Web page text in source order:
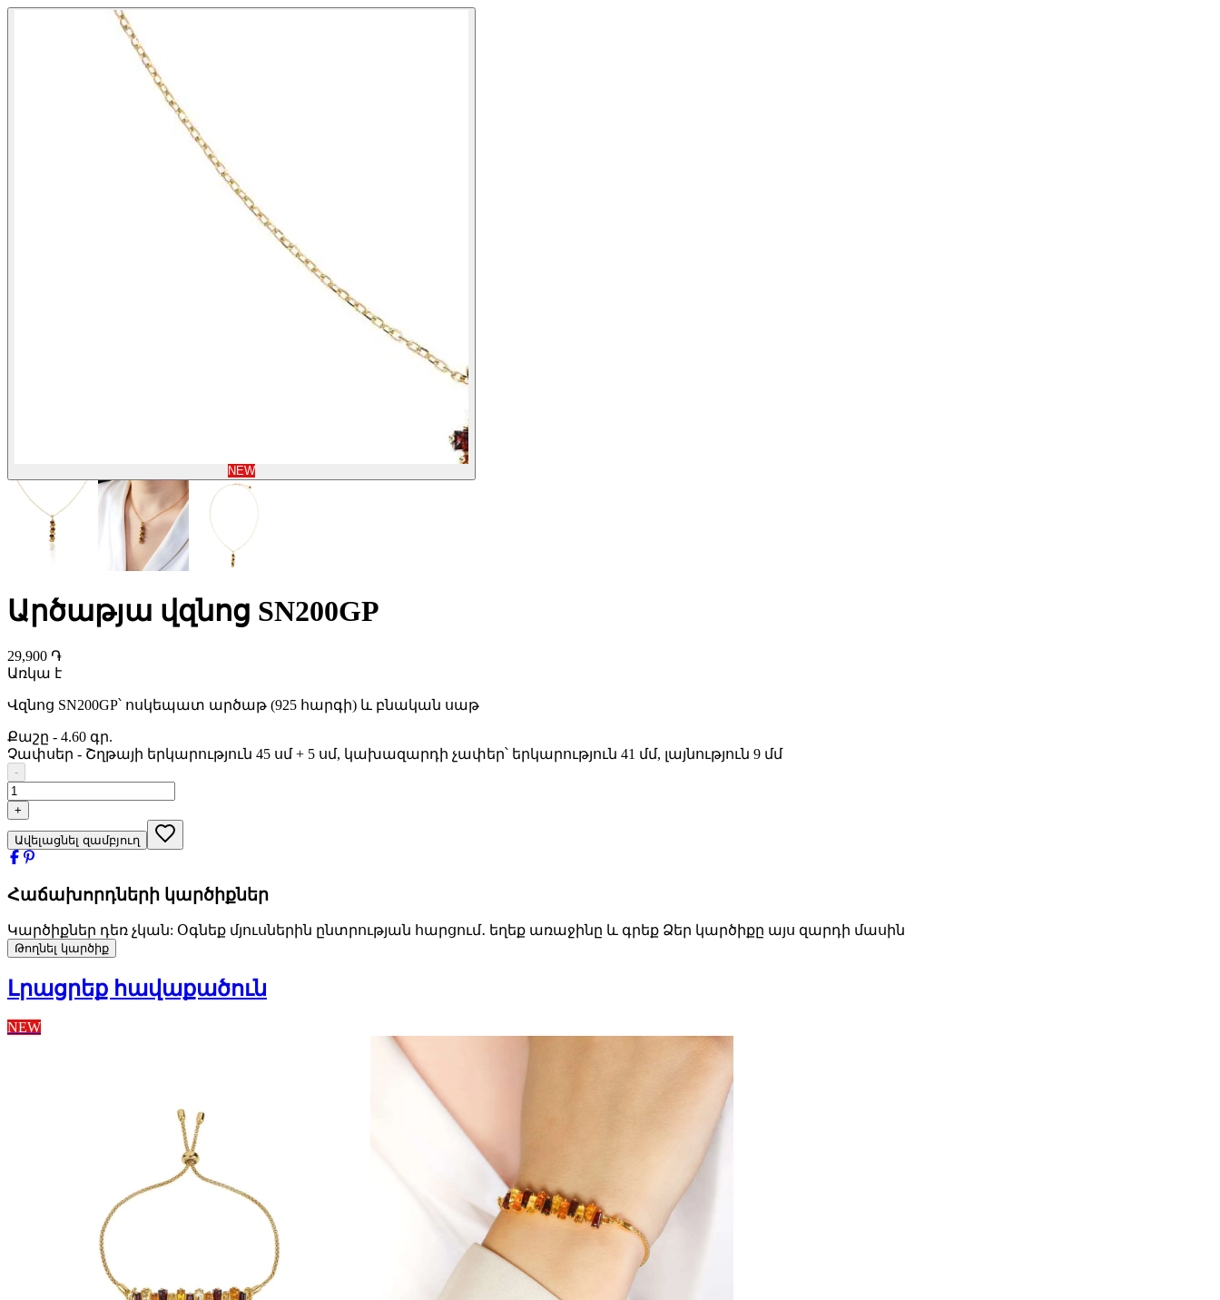
NEW
Արծաթյա վզնոց SN200GP
29,900 ֏
Առկա է
Վզնոց SN200GP՝ ոսկեպատ արծաթ (925 հարգի) և բնական սաթ
Քաշը - 4.60 գր.
Չափսեր - Շղթայի երկարություն 45 սմ + 5 սմ, կախազարդի չափեր՝ երկարություն 41 մմ, լայնություն 9 մմ
-
+
Ավելացնել զամբյուղ
Հաճախորդների կարծիքներ
Կարծիքներ դեռ չկան: Օգնեք մյուսներին ընտրության հարցում․ եղեք առաջինը և գրեք Ձեր կարծիքը այս զարդի մասին
Թողնել կարծիք
Լրացրեք հավաքածուն
NEW